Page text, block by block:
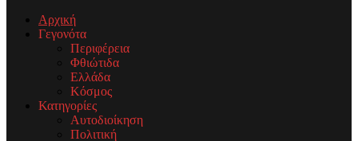
Αρχική
Γεγονότα
Περιφέρεια
Φθιώτιδα
Ελλάδα
Κόσμος
Κατηγορίες
Αυτοδιοίκηση
Πολιτική